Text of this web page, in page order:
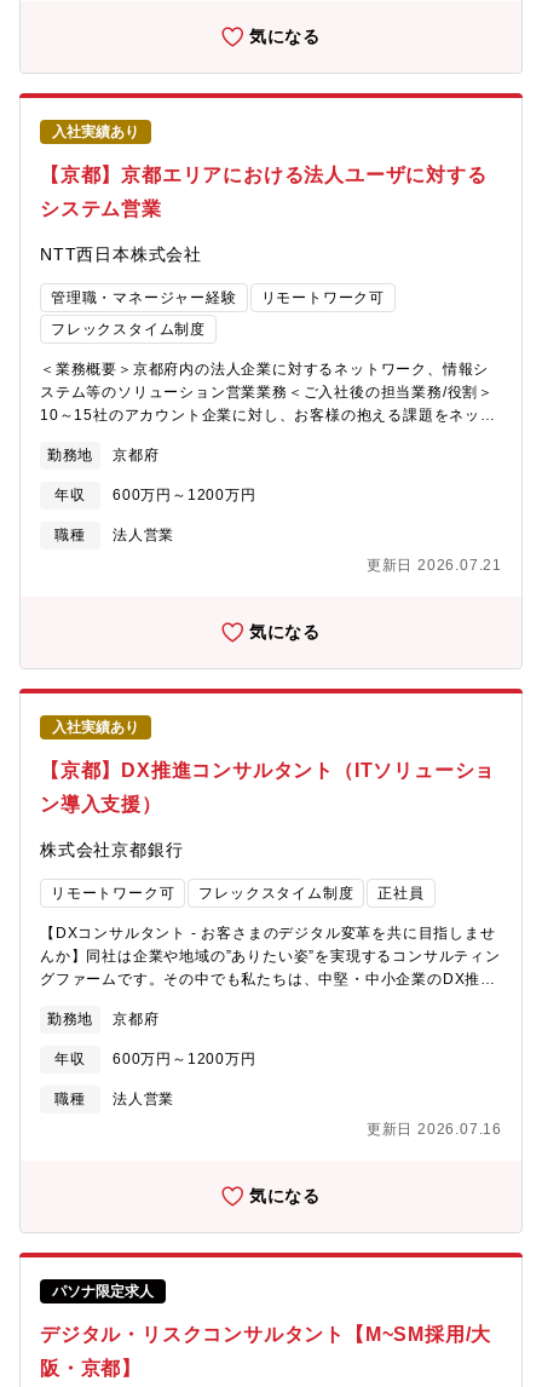
い方是非応募下さい。【中途採用比率】銀行経験者に限らず、
2024年度：20％ （2025年6月2日公表）【教育制度/資格補助】
ー活用あり 多様化するお客様のニーズに的確にお答えするべく
様々な資格取得を奨励（CFP,AFP,FP1/2級等） ※報奨金等の支
給有 企業内学校「京都銀行金融大学校」 eラーニング（Udemy
Business 受講料補助あり）
み】・預金、譲渡性預金…これまでの歴史から、挑戦し続けるこ
とにより、全国の地銀トップ10に入るまで成長しています。・店
舗数…2000年以降、店舗は50ヶ店以上新設し、全国174ヶ所とネ
ットワークを拡充しています。・連結自己資本比率…国内基準
12.56％と、法令に定められている健全な基準である4％を大きく
上回っています。・格付け…安全性、健全性を示す格付けランク
で、株式会社格付投資情報センターA、スタンダード＆プアーズ社
A-と、上位に位置する格付けを取得しています。【現在の挑戦】
京都府は、都道府県内企業に占める創業100年を超える老舗企業の
ンチャー企業が集まる非常に魅力的なエリアです。京都銀行は、
そんな魅力的な特徴を持つエリアでお客様と共に成長し、名だた
る京都企業からの良質な配当金収入もあり、株式含み益が地方銀
行内でトップクラスとなっております。当行の一番の強みはリス
クに対応し得る強固な財政基盤であり、銀行に求められる役割が
多様に変化する中でお客様に多様なソリューションをご提案する
べく、新たな挑戦を起こしていきます。2023年10月に京都フィナ
ンシャルグループを設立し、既存グループ会社の事業再構築や新
チャーの強化を通じたシナジー効果発揮を目指して、新たな挑戦
を続けています【定年】定年60歳 （定年再雇用後、65歳の応答
思いますが当行はお客様の接点は非常に重要であるとらえてお
り、中途採用も積極的に継続して参ります。バンカーとして腰を
経験者採用を積極的に実施してきており、採用者に占める比率
は、2024年度に20％となっています。・2022年度：12％、2023
年度：8％、2024年度：20％ （2025年6月2日公表）【教育制度/
資格補助】各種社内研修（階層別・業種別）・行外派遣 行内外へ
のトレーニー活用あり 多様化するお客様のニーズに的確にお答え
するべく様々な資格取得を奨励（CFP,AFP,FP1/2級等） ※報奨
金等の支給有 企業内学校「京都銀行金融大学校」 eラーニング
（Udemy Business 受講料補助あり）
気になる
入社実績あり
【京都】京都エリアにおける法人ユーザに対する
システム営業
NTT西日本株式会社
管理職・マネージャー経験
リモートワーク可
フレックスタイム制度
＜業務概要＞京都府内の法人企業に対するネットワーク、情報シ
ステム等のソリューション営業業務＜ご入社後の担当業務/役割＞
10～15社のアカウント企業に対し、お客様の抱える課題をネット
ンサルティングセールス業務【採用背景】NTT西日本グループが
取り組む「地域社会のデジタル化」の実現に向けて、京都エリア
における法人ビジネス拡大・顧客向けプロジェクトの体制の強化
に伴う採用となります。【職務内容】＜業務詳細＞主に製造、流
ンター/クラウド/ネットワークといった基盤サービスに最新技術等
などの各種サービスを最適に組み合わせ、次世代のコミュニケー
ションを創造し、お客様の経営課題解決、収益拡大に貢献するソ
リューション営業、コンサルティングセールスを担当頂きます上
記業務に従事後、中長期的にはご本人の希望、適性・パフォーマ
ンス等を踏まえ、下記業務に配属する場合がある。（尚、同社で
は 2回/年のアサインに関する上司との対話制度があり、入社後も
定期的に将来のキャリアに関する対話の場を設けています。）・
企業・公共機関等のお客様へ向けたコンサルティング、ICTソリュ
ーション提供に関わる業務・ 通信ネットワークの構築・運用・保
トナーの開拓及び新サービス立ち上げサポートに関わる業務・そ
の他上記業務のサポート業務、及び新規サービス開発、研究開発
業務 など【就業環境】有給消化取得率98%（年間発給数：20
社3年後の定着率は97％で、平均勤続年数は男性24年、女性14年
と長期的に働きやすい環境が整っています。また、社員のさらな
る主体性・創造性の発揮および生産性の向上を目的とし,リモート
ワーク制度やフレックスタイム制度の整備も行っています。リモ
み/部門により変動あり）【求める人物像】・知的好奇心旺盛、飽
有し、意欲のある方・業界課題や技術トレンドにアンテナが高
く、そこから仮設立てしながらお客様の解決すべきソリューショ
かりできる方・常に自らのスキルアップに努め、向上心およびモ
勤務地 京都府
年収 600万円～1200万円
職種
法人営業
更新日 2026.07.21
気になる
入社実績あり
【京都】DX推進コンサルタント（ITソリューショ
ン導入支援）
株式会社京都銀行
リモートワーク可 フレックスタイム制度 正社員
【DXコンサルタント - お客さまのデジタル変革を共に目指しませ
んか】同社は企業や地域の”ありたい姿”を実現するコンサルティン
グファームです。その中でも私たちは、中堅・中小企業のDX推進
るDXのニーズに応え、より良い未来をお客さまと”共創”していま
す。特に、最先端のSaaSツールを中心としたITソリューションを
オーダーメイドで提供し、導入後の伴走支援による”お客様の成功
体験”を通じ、顧客のビジネス変革までをサポートしています。
長を遂げています。しかし、その成長に伴う課題解決と今後の更
このチャレンジングな環境で共に成長していける志のある方を求
めています。 【業務内容】・顧客のDXニーズの把握、課題の明確
化と優先順位の設定・ITソリューションの構築支援、及び活用支
援日常的に地域のお客さまと強固な関係性を築きあげてきた”我々
だからこそできるDX支援”があります。ぜひ私たちと、中堅・中小
企業に対するデジタル化支援を通じた、地域経済活性化の実現を
目指しましょう！【募集部門】DXコンサルタント【事業の特徴】
当行では、「広域型地方銀行」を標榜した広域化戦略を推進して
きたことにより、店舗ネットワークが近畿2府3県（京都府、大阪
勤務地 京都府
年収 600万円～1200万円
職種
法人営業
更新日 2026.07.16
気になる
パソナ限定求人
デジタル・リスクコンサルタント【M~SM採用/大
阪・京都】